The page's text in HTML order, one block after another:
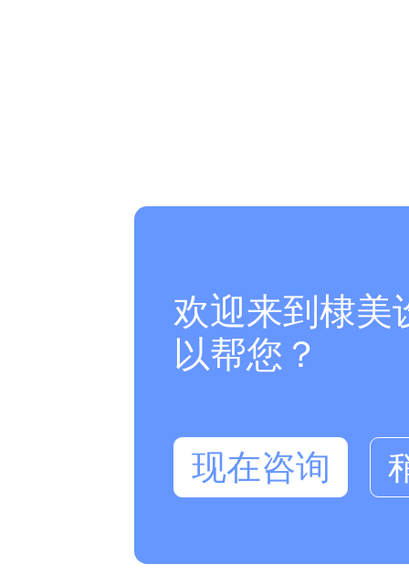
欢迎来到棣美
以帮您？
现在咨询